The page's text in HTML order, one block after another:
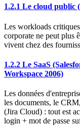
1.2.1 Le cloud public
Les workloads
corporate ne peut plus
vivent chez des
1.2.2 Le SaaS
Workspace 2006)
Les données
les documents, le
(Jira Cloud) : tout est
login + mot de passe